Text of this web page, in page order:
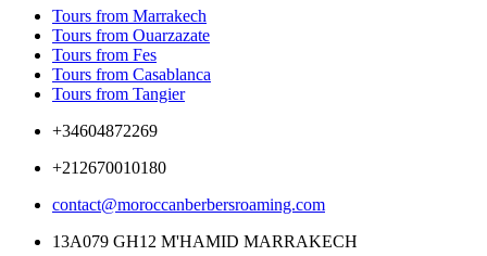
Tours from Marrakech
Tours from Ouarzazate
Tours from Fes
Tours from Casablanca
Tours from Tangier
+34604872269
+212670010180
contact@moroccanberbersroaming.com
13A079 GH12 M'HAMID MARRAKECH